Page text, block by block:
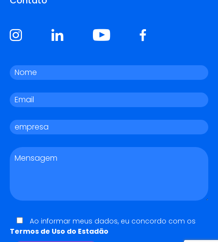
Ao informar meus dados, eu concordo com os
Termos de Uso do Estadão